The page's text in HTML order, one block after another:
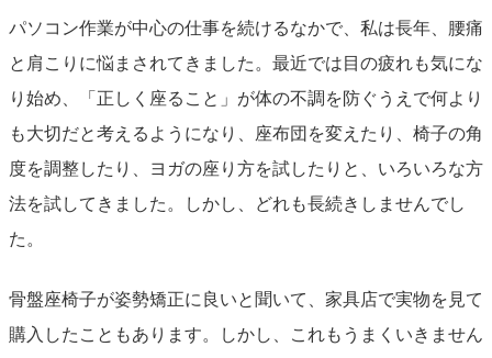
パソコン作業が中心の仕事を続けるなかで、私は長年、腰痛
と肩こりに悩まされてきました。最近では目の疲れも気にな
り始め、「正しく座ること」が体の不調を防ぐうえで何より
も大切だと考えるようになり、座布団を変えたり、椅子の角
度を調整したり、ヨガの座り方を試したりと、いろいろな方
法を試してきました。しかし、どれも長続きしませんでし
た。
骨盤座椅子が姿勢矯正に良いと聞いて、家具店で実物を見て
購入したこともあります。しかし、これもうまくいきません